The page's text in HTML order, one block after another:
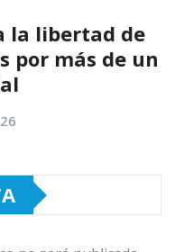
la libertad de
por más de un